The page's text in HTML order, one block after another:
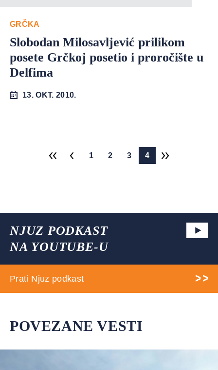
GRČKA
Slobodan Milosavljević prilikom
posete Grčkoj posetio i proročište u
Delfima
13. OKT. 2010.
1 2 3 4
NJUZ PODKAST
NA YOUTUBE-U
Prati Njuz podkast
POVEZANE VESTI